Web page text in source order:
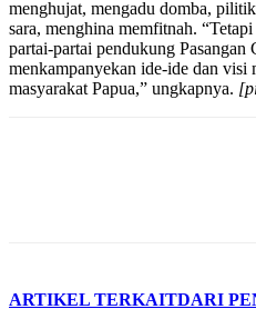
menghujat, mengadu domba,
sara, menghina memfitnah.
partai-partai pendukung Pasangan
menkampanyekan ide-ide dan
masyarakat Papua,” ungkapnya.
ARTIKEL TERKAITDARI